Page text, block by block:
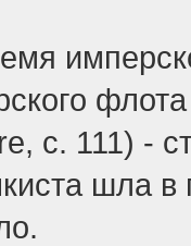
с. 111) -
шла